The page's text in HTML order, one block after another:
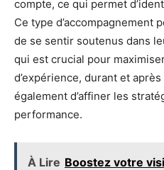
compte, ce qui permet
Ce type d’accompagnement
de se sentir soutenus dans
qui est crucial pour
d’expérience, durant et
également d’affiner les
performance.
À Lire Boostez votre